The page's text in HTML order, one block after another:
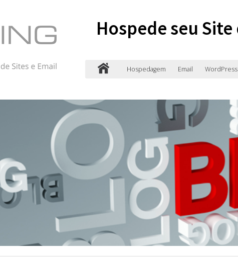
Hospede seu
Hospedagem Email WordPress